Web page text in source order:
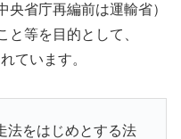
央省庁再編前は運輸省）
と等を目的として、
ています。
法をはじめとする法